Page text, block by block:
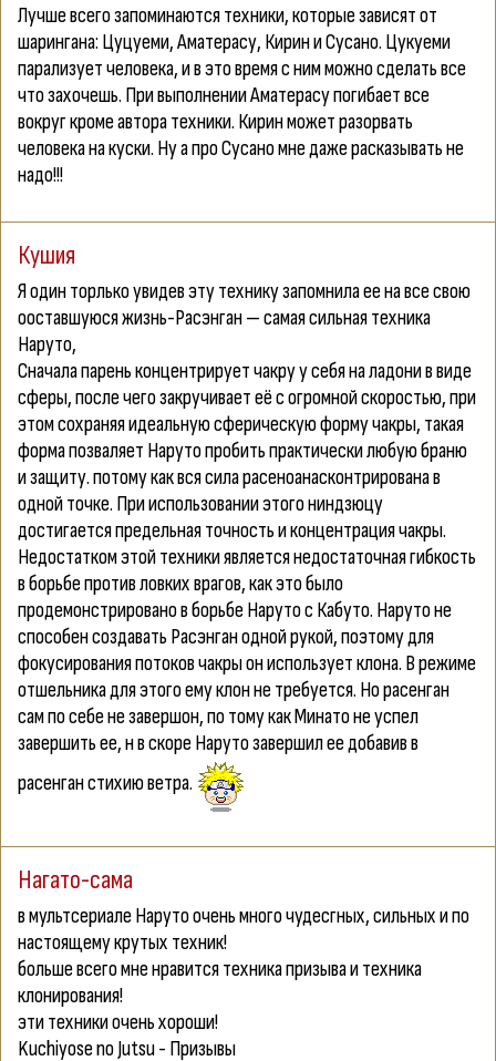
Лучше всего запоминаются техники, которые зависят от
шарингана: Цуцуеми, Аматерасу, Кирин и Сусано. Цукуеми
парализует человека, и в это время с ним можно сделать все
что захочешь. При выполнении Аматерасу погибает все
вокруг кроме автора техники. Кирин может разорвать
человека на куски. Ну а про Сусано мне даже расказывать не
надо!!!
Кушия
Я один торлько увидев эту технику запомнила ее на все свою
ооставшуюся жизнь-Расэнган — самая сильная техника
Наруто,
Сначала парень концентрирует чакру у себя на ладони в виде
сферы, после чего закручивает её с огромной скоростью, при
этом сохраняя идеальную сферическую форму чакры, такая
форма позваляет Наруто пробить практически любую браню
и защиту. потому как вся сила расеноанасконтрирована в
одной точке. При использовании этого ниндзюцу
достигается предельная точность и концентрация чакры.
Недостатком этой техники является недостаточная гибкость
в борьбе против ловких врагов, как это было
продемонстрировано в борьбе Наруто с Кабуто. Наруто не
способен создавать Расэнган одной рукой, поэтому для
фокусирования потоков чакры он использует клона. В режиме
отшельника для этого ему клон не требуется. Но расенган
сам по себе не завершон, по тому как Минато не успел
завершить ее, н в скоре Наруто завершил ее добавив в
расенган стихию ветра.
Нагато-сама
в мультсериале Наруто очень много чудесгных, сильных и по
настоящему крутых техник!
больше всего мне нравится техника призыва и техника
клонирования!
эти техники очень хороши!
Kuchiyose no Jutsu - Призывы